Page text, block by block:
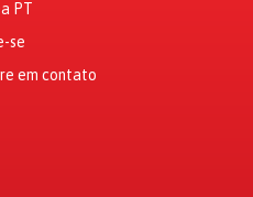
PT
se
em contato